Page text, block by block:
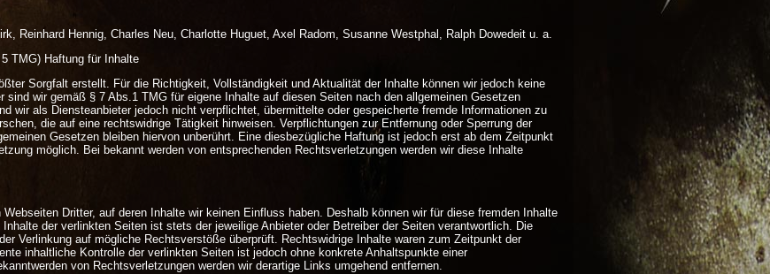
Reinhard Hennig, Charles Neu, Charlotte Huguet, Axel Radom, Susanne Westphal, Ralph Dowedeit u. a.
TMG) Haftung für Inhalte
Sorgfalt erstellt. Für die Richtigkeit, Vollständigkeit und Aktualität der Inhalte können wir jedoch keine
sind wir gemäß § 7 Abs.1 TMG für eigene Inhalte auf diesen Seiten nach den allgemeinen Gesetzen
wir als Diensteanbieter jedoch nicht verpflichtet, übermittelte oder gespeicherte fremde Informationen zu
die auf eine rechtswidrige Tätigkeit hinweisen. Verpflichtungen zur Entfernung oder Sperrung der
Gesetzen bleiben hiervon unberührt. Eine diesbezügliche Haftung ist jedoch erst ab dem Zeitpunkt
möglich. Bei bekannt werden von entsprechenden Rechtsverletzungen werden wir diese Inhalte
Dritter, auf deren Inhalte wir keinen Einfluss haben. Deshalb können wir für diese fremden Inhalte
der verlinkten Seiten ist stets der jeweilige Anbieter oder Betreiber der Seiten verantwortlich. Die
Verlinkung auf mögliche Rechtsverstöße überprüft. Rechtswidrige Inhalte waren zum Zeitpunkt der
inhaltliche Kontrolle der verlinkten Seiten ist jedoch ohne konkrete Anhaltspunkte einer
von Rechtsverletzungen werden wir derartige Links umgehend entfernen.